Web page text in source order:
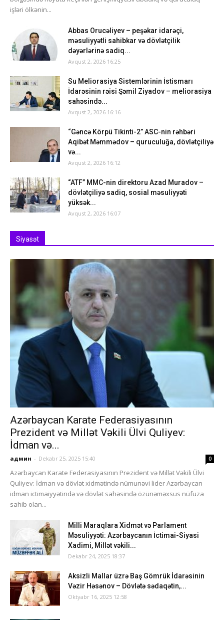
işləri ölkənin...
Abbas Orucəliyev – peşəkar idarəçi,
məsuliyyətli sahibkar və dövlətçilik
dəyərlərinə sadiq...
Avqust 2, 2026 16:25
Su Meliorasiya Sistemlərinin İstismarı
İdarəsinin rəisi Şəmil Ziyadov – meliorasiya
sahəsində...
Avqust 2, 2026 16:16
“Gəncə Körpü Tikinti-2” ASC-nin rəhbəri
Aqibət Məmmədov – quruculuğa, dövlətçiliyə
və...
Avqust 2, 2026 16:12
“ATF” MMC-nin direktoru Azad Muradov –
dövlətçiliyə sadiq, sosial məsuliyyəti
yüksək...
Avqust 2, 2026 16:07
Siyasət
Azərbaycan Karate Federasiyasının
Prezident və Millət Vəkili Ülvi Quliyev:
İdman və...
админ - Dekabr 25, 2025 15:40 0
Azərbaycan Karate Federasiyasının Prezident və Millət Vəkili Ülvi
Quliyev: İdman və dövlət xidmətində nümunəvi lider Azərbaycan
idman ictimaiyyətində və dövlət sahəsində özünəməxsus nüfuza
sahib olan...
Milli Maraqlara Xidmət və Parlament
Məsuliyyəti: Azərbaycanın İctimai-Siyasi
Xadimi, Millət vəkili...
Dekabr 24, 2025 18:37
Aksizli Mallar üzrə Baş Gömrük İdarəsinin
Vəzir Həsənov – Dövlətə sədaqətin,...
Oktyabr 16, 2025 12:58